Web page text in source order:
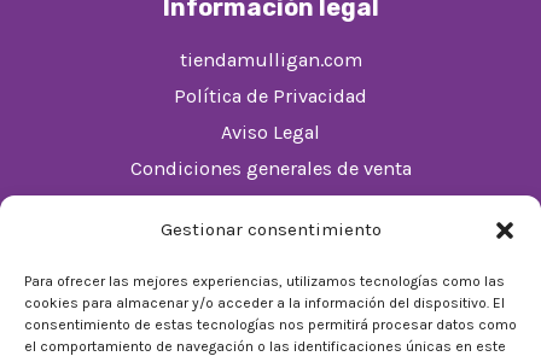
Gestionar consentimiento
Para ofrecer las mejores experiencias, utilizamos tecnologías como las
cookies para almacenar y/o acceder a la información del dispositivo. El
consentimiento de estas tecnologías nos permitirá procesar datos como
el comportamiento de navegación o las identificaciones únicas en este
Información legal
tiendamulligan.com
Política de Privacidad
Aviso Legal
Condiciones generales de venta
De Lunes a Domingos de 10:00 a 22:00